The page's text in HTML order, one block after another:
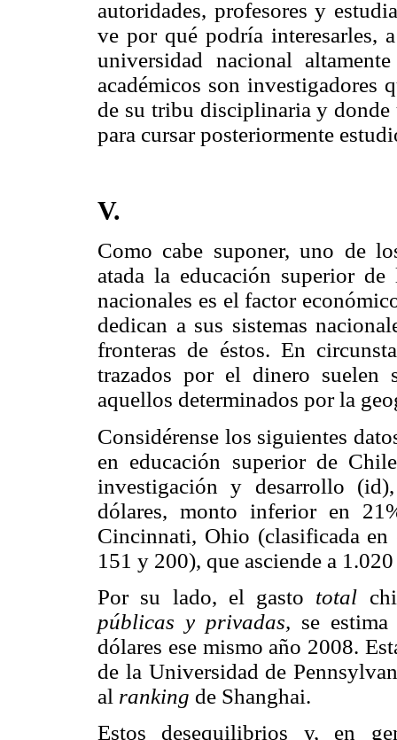
autoridades, profesores y
ve por qué podría interesarles,
universidad nacional
académicos son investigadores
de su tribu disciplinaria y donde
para cursar posteriormente
V.
Como cabe suponer, uno de
atada la educación superior
nacionales es el factor
dedican a sus sistemas
fronteras de éstos. En
trazados por el dinero suelen
aquellos determinados por la
Considérense los siguientes
en educación superior de
investigación y desarrollo
dólares, monto inferior en
Cincinnati, Ohio (clasificada
151 y 200), que asciende a
Por su lado, el gasto total
públicas y privadas, se
dólares ese mismo año 2008.
de la Universidad de
al ranking de Shanghai.
Estos desequilibrios y, en